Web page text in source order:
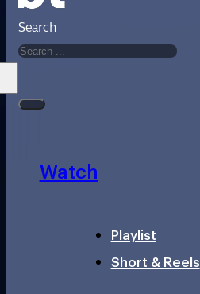
Search
Watch
Playlist
Short & Reels